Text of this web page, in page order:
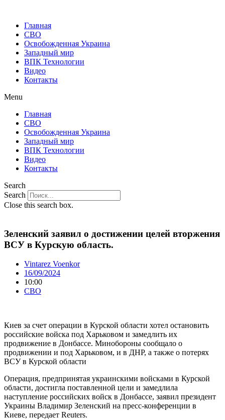
Главная
СВО
Освобожденная Украина
Западный мир
ВПК Технологии
Видео
Контакты
Menu
Главная
СВО
Освобожденная Украина
Западный мир
ВПК Технологии
Видео
Контакты
Search
Search
Close this search box.
Зеленский заявил о достижении целей вторжения
ВСУ в Курскую область.
Vintarez Voenkor
16/09/2024
10:00
СВО
Киев за счет операции в Курской области хотел остановить
российские войска под Харьковом и замедлить их
продвижение в Донбассе. Минобороны сообщало о
продвижении и под Харьковом, и в ДНР, а также о потерях
ВСУ в Курской области
Операция, предпринятая украинскими войсками в Курской
области, достигла поставленной цели и замедлила
наступление российских войск в Донбассе, заявил президент
Украины Владимир Зеленский на пресс-конференции в
Киеве, передает Reuters.